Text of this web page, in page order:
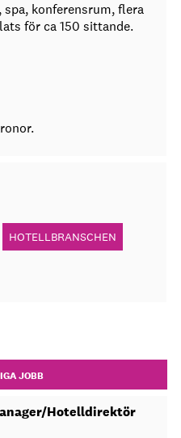
konferensrum, flera
för ca 150 sittande.
HOTELLBRANSCHEN
JOBB
Hotelldirektör